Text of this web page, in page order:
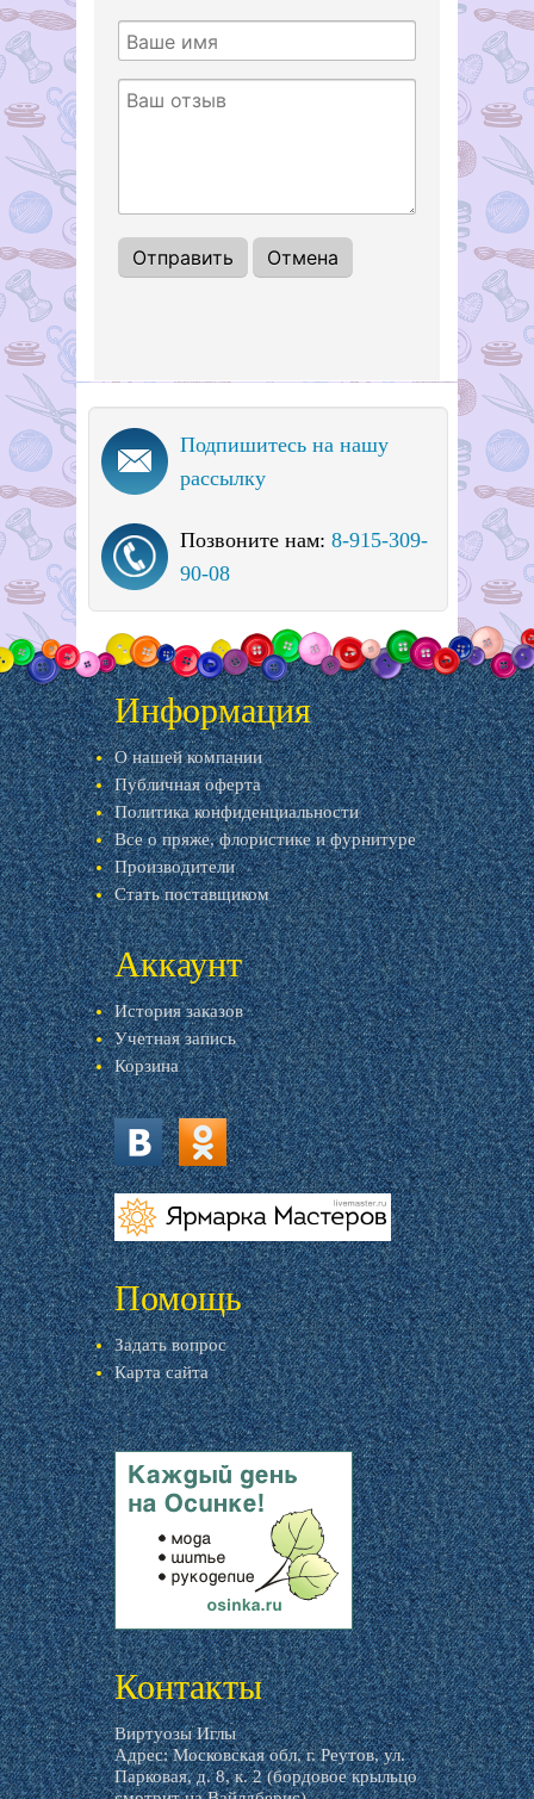
Подпишитесь на нашу
рассылку
Позвоните нам: 8-915-309-
90-08
Информация
О нашей компании
Публичная оферта
Политика конфиденциальности
Все о пряже, флористике и фурнитуре
Производители
Стать поставщиком
Аккаунт
История заказов
Учетная запись
Корзина
vk.com ok.ru
livemaster.ru
Помощь
Задать вопрос
Карта сайта
livemaster.ru
Контакты
Виртуозы Иглы
Адрес: Московская обл, г. Реутов, ул.
Парковая, д. 8, к. 2 (бордовое крыльцо